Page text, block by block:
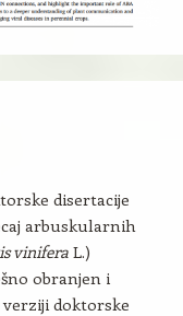
disertacije
arbuskularnih
viniferaL.)
obranjen i
doktorske